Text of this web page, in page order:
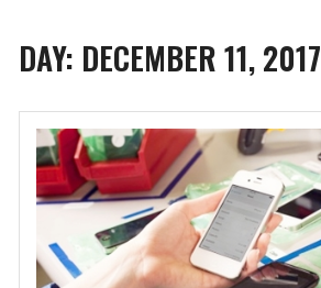
DAY: DECEMBER 11, 2017